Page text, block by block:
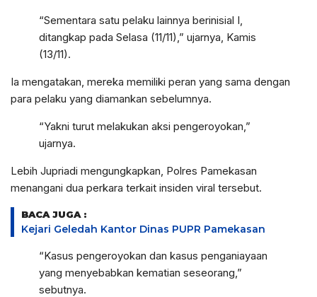
“Sementara satu pelaku lainnya berinisial I,
ditangkap pada Selasa (11/11),” ujarnya, Kamis
(13/11).
Ia mengatakan, mereka memiliki peran yang sama dengan
para pelaku yang diamankan sebelumnya.
“Yakni turut melakukan aksi pengeroyokan,”
ujarnya.
Lebih Jupriadi mengungkapkan, Polres Pamekasan
menangani dua perkara terkait insiden viral tersebut.
BACA JUGA :
Kejari Geledah Kantor Dinas PUPR Pamekasan
“Kasus pengeroyokan dan kasus penganiayaan
yang menyebabkan kematian seseorang,”
sebutnya.